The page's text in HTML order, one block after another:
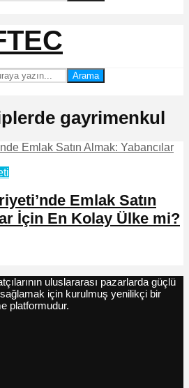
Arama
gayrimenkul
Emlak Satın
İçin En Kolay Ülke mi?
uluslararası pazarlarda güçlü
için kurulmuş yenilikçi bir
platformudur.